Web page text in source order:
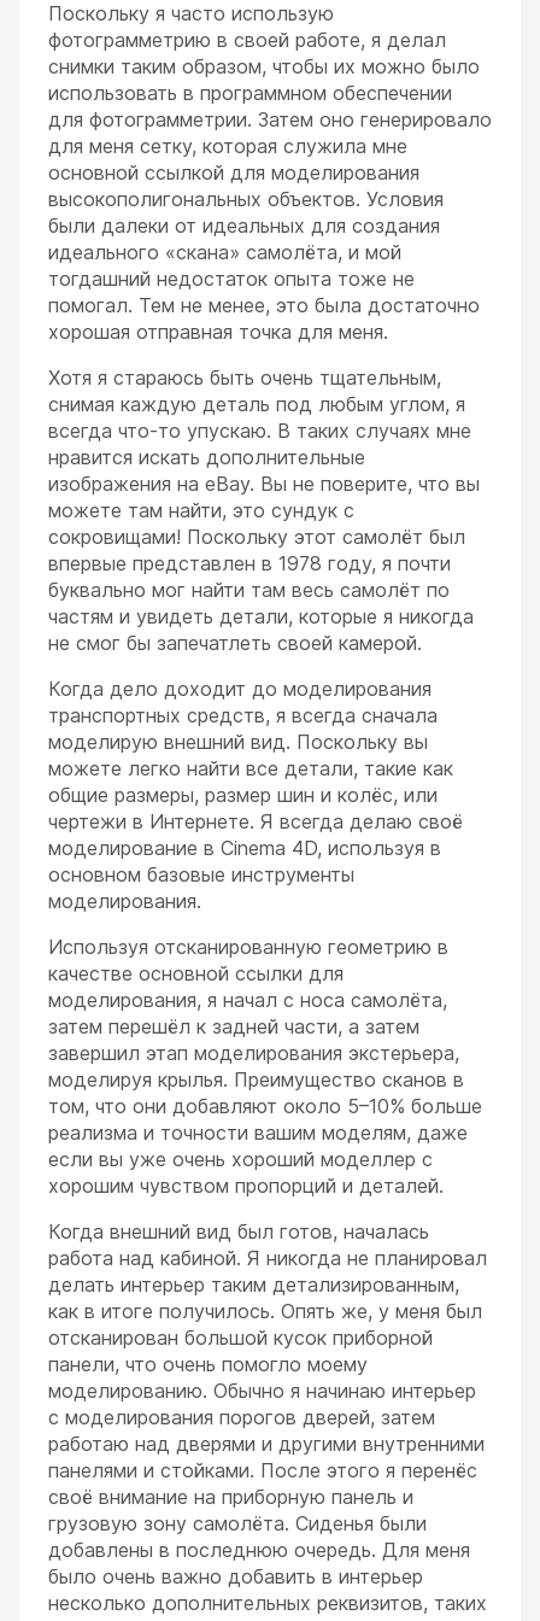
Поскольку я часто использую
фотограмметрию в своей работе, я делал
снимки таким образом, чтобы их можно было
использовать в программном обеспечении
для фотограмметрии. Затем оно генерировало
для меня сетку, которая служила мне
основной ссылкой для моделирования
высокополигональных объектов. Условия
были далеки от идеальных для создания
идеального «скана» самолёта, и мой
тогдашний недостаток опыта тоже не
помогал. Тем не менее, это была достаточно
хорошая отправная точка для меня.
Хотя я стараюсь быть очень тщательным,
снимая каждую деталь под любым углом, я
всегда что-то упускаю. В таких случаях мне
нравится искать дополнительные
изображения на eBay. Вы не поверите, что вы
можете там найти, это сундук с
сокровищами! Поскольку этот самолёт был
впервые представлен в 1978 году, я почти
буквально мог найти там весь самолёт по
частям и увидеть детали, которые я никогда
не смог бы запечатлеть своей камерой.
Когда дело доходит до моделирования
транспортных средств, я всегда сначала
моделирую внешний вид. Поскольку вы
можете легко найти все детали, такие как
общие размеры, размер шин и колёс, или
чертежи в Интернете. Я всегда делаю своё
моделирование в Cinema 4D, используя в
основном базовые инструменты
моделирования.
Используя отсканированную геометрию в
качестве основной ссылки для
моделирования, я начал с носа самолёта,
затем перешёл к задней части, а затем
завершил этап моделирования экстерьера,
моделируя крылья. Преимущество сканов в
том, что они добавляют около 5–10% больше
реализма и точности вашим моделям, даже
если вы уже очень хороший моделлер с
хорошим чувством пропорций и деталей.
Когда внешний вид был готов, началась
работа над кабиной. Я никогда не планировал
делать интерьер таким детализированным,
как в итоге получилось. Опять же, у меня был
отсканирован большой кусок приборной
панели, что очень помогло моему
моделированию. Обычно я начинаю интерьер
с моделирования порогов дверей, затем
работаю над дверями и другими внутренними
панелями и стойками. После этого я перенёс
своё внимание на приборную панель и
грузовую зону самолёта. Сиденья были
добавлены в последнюю очередь. Для меня
было очень важно добавить в интерьер
несколько дополнительных реквизитов, таких